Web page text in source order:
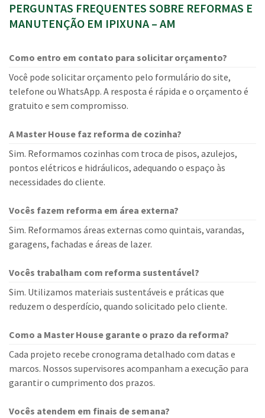
PERGUNTAS FREQUENTES SOBRE REFORMAS E
MANUTENÇÃO EM IPIXUNA – AM
Como entro em contato para solicitar orçamento?
Você pode solicitar orçamento pelo formulário do site,
telefone ou WhatsApp. A resposta é rápida e o orçamento é
gratuito e sem compromisso.
A Master House faz reforma de cozinha?
Sim. Reformamos cozinhas com troca de pisos, azulejos,
pontos elétricos e hidráulicos, adequando o espaço às
necessidades do cliente.
Vocês fazem reforma em área externa?
Sim. Reformamos áreas externas como quintais, varandas,
garagens, fachadas e áreas de lazer.
Vocês trabalham com reforma sustentável?
Sim. Utilizamos materiais sustentáveis e práticas que
reduzem o desperdício, quando solicitado pelo cliente.
Como a Master House garante o prazo da reforma?
Cada projeto recebe cronograma detalhado com datas e
marcos. Nossos supervisores acompanham a execução para
garantir o cumprimento dos prazos.
Vocês atendem em finais de semana?